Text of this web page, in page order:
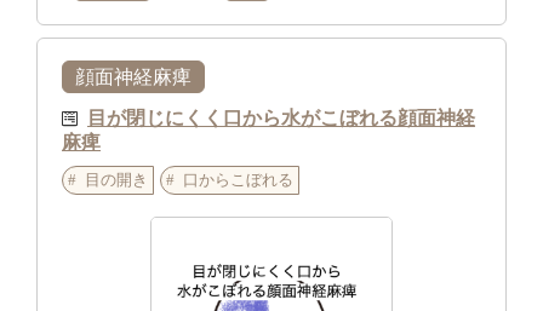
顔面神経麻痺
目が閉じにくく口から水がこぼれる顔面神経
麻痺
目の開き 口からこぼれる